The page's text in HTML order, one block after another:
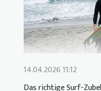
14.04.2026 11:12
Das richtige Surf-